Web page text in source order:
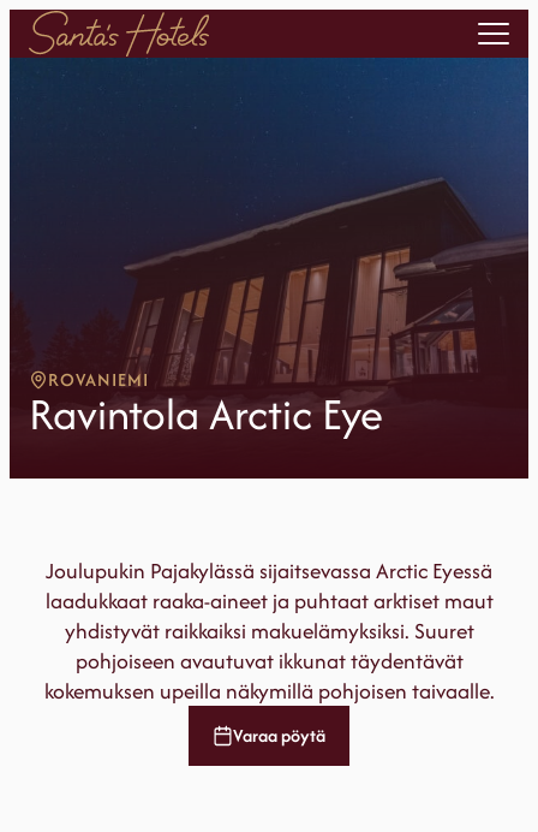
ROVANIEMI
Ravintola Arctic Eye
Joulupukin Pajakylässä sijaitsevassa Arctic Eyessä
laadukkaat raaka-aineet ja puhtaat arktiset maut
yhdistyvät raikkaiksi makuelämyksiksi. Suuret
pohjoiseen avautuvat ikkunat täydentävät
kokemuksen upeilla näkymillä pohjoisen taivaalle.
Varaa pöytä